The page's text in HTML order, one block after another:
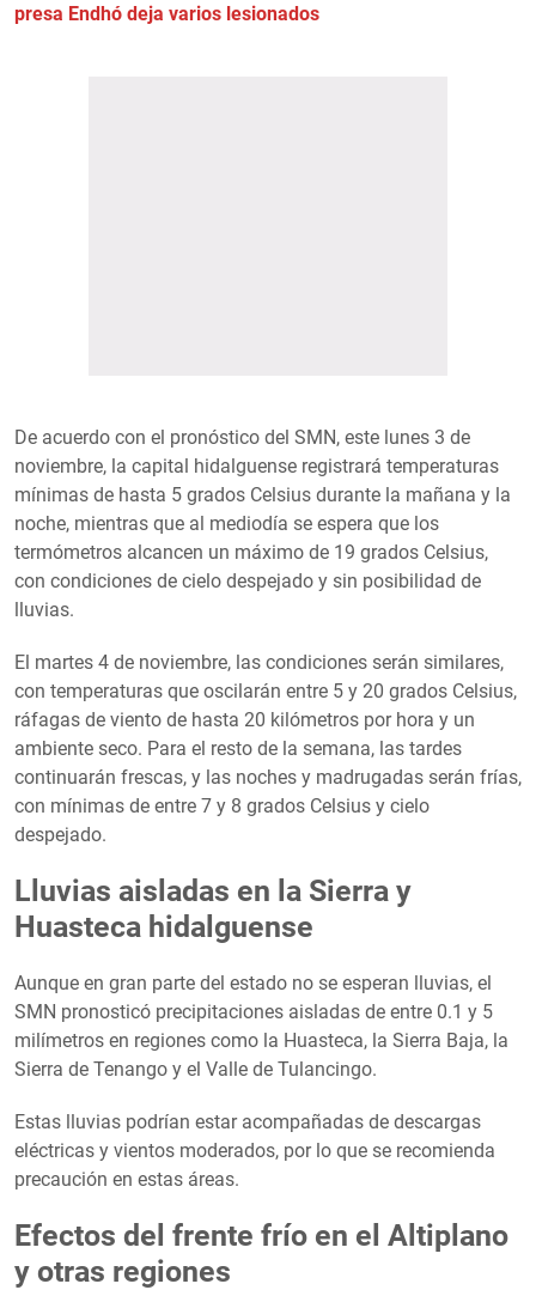
presa Endhó deja varios lesionados
De acuerdo con el pronóstico del SMN, este lunes 3 de
noviembre, la capital hidalguense registrará temperaturas
mínimas de hasta 5 grados Celsius durante la mañana y la
noche, mientras que al mediodía se espera que los
termómetros alcancen un máximo de 19 grados Celsius,
con condiciones de cielo despejado y sin posibilidad de
lluvias.
El martes 4 de noviembre, las condiciones serán similares,
con temperaturas que oscilarán entre 5 y 20 grados Celsius,
ráfagas de viento de hasta 20 kilómetros por hora y un
ambiente seco. Para el resto de la semana, las tardes
continuarán frescas, y las noches y madrugadas serán frías,
con mínimas de entre 7 y 8 grados Celsius y cielo
despejado.
Lluvias aisladas en la Sierra y
Huasteca hidalguense
Aunque en gran parte del estado no se esperan lluvias, el
SMN pronosticó precipitaciones aisladas de entre 0.1 y 5
milímetros en regiones como la Huasteca, la Sierra Baja, la
Sierra de Tenango y el Valle de Tulancingo.
Estas lluvias podrían estar acompañadas de descargas
eléctricas y vientos moderados, por lo que se recomienda
precaución en estas áreas.
Efectos del frente frío en el Altiplano
y otras regiones